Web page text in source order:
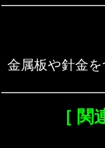
金属板や針金
［ 関